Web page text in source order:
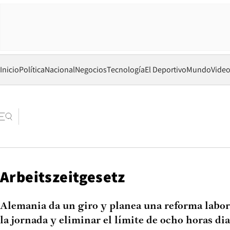
InicioPolíticaNacionalNegociosTecnologíaEl DeportivoMundo
Arbeitszeitgesetz
Alemania da un giro y planea una reforma
la jornada y eliminar el límite de ocho horas